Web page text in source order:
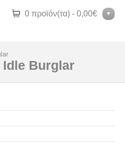
0 προϊόν(τα) - 0,00€
Idle Burglar